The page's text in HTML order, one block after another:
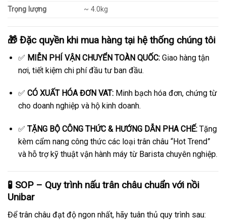
Trọng lượng ~ 4.0kg
🎁 Đặc quyền khi mua hàng tại hệ thống chúng tôi
✅ MIỄN PHÍ VẬN CHUYỂN TOÀN QUỐC:Giao hàng tận
nơi, tiết kiệm chi phí đầu tư ban đầu.
✅ CÓ XUẤT HÓA ĐƠN VAT:Minh bạch hóa đơn, chứng từ
cho doanh nghiệp và hộ kinh doanh.
✅ TẶNG BỘ CÔNG THỨC & HƯỚNG DẪN PHA CHẾ:Tặng
kèm cẩm nang công thức các loại trân châu “Hot Trend”
và hỗ trợ kỹ thuật vận hành máy từ Barista chuyên nghiệp.
🧪 SOP – Quy trình nấu trân châu chuẩn với nồi
Unibar
Để trân châu đạt độ ngon nhất, hãy tuân thủ quy trình sau: